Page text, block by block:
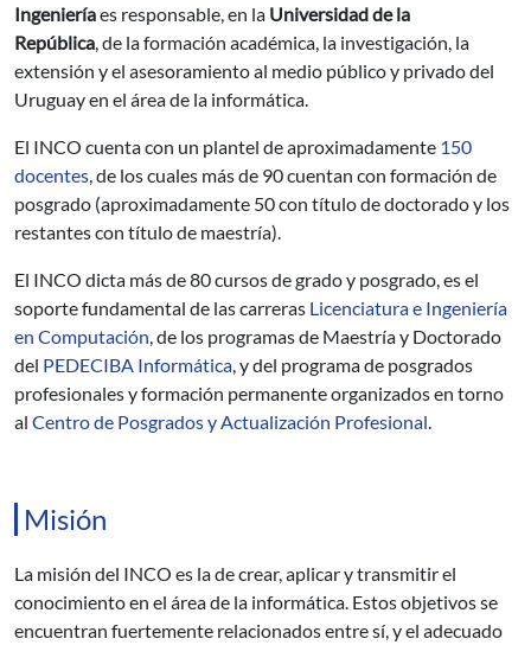
Ingenieríaes responsable, en la Universidad de la
República , de la formación académica, la investigación, la
extensión y el asesoramiento al medio público y privado del
Uruguay en el área de la informática.
El INCO cuenta con un plantel de aproximadamente 150
docentes , de los cuales más de 90 cuentan con formación de
posgrado (aproximadamente 50 con título de doctorado y los
restantes con título de maestría).
El INCO dicta más de 80 cursos de grado y posgrado, es el
soporte fundamental de las carreras Licenciatura e Ingeniería
en Computación , de los programas de Maestría y Doctorado
del PEDECIBA Informática , y del programa de posgrados
profesionales y formación permanente organizados en torno
al Centro de Posgrados y Actualización Profesional
Misión
La misión del INCO es la de crear, aplicar y transmitir el
conocimiento en el área de la informática. Estos objetivos se
encuentran fuertemente relacionados entre sí, y el adecuado